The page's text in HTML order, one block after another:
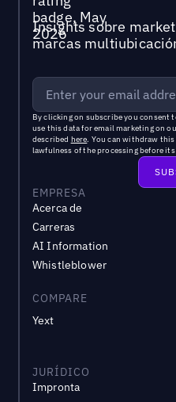
Insights sobre
marcas
By clicking on subscribe you consent
use this data for email marketing on
described here. You can withdraw
lawfulness of the processing before
EMPRESA
Acerca de
Carreras
AI Information
Whistleblower
COMPARE
Yext
JURÍDICO
Impronta